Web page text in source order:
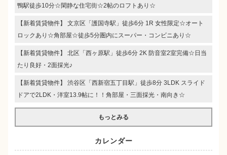
鴨駅徒歩10分☆閑静な住宅街☆2帖のロフトあり☆
【新着賃貸物件】 文京区「護国寺駅」徒歩6分 1R 女性限定☆オート
ロックあり☆角部屋☆徒歩5分圏内にスーパー・コンビニあり☆
【新着賃貸物件】 北区「西ヶ原駅」徒歩6分 2K 防音室2室完備☆日当
たり良好・2面採光♪
【新着賃貸物件】 渋谷区「西新宿五丁目駅」徒歩8分 3LDK スライド
ドアで2LDK・洋室13.9帖に！！角部屋・三面採光・南向き☆
もっとみる
カレンダー